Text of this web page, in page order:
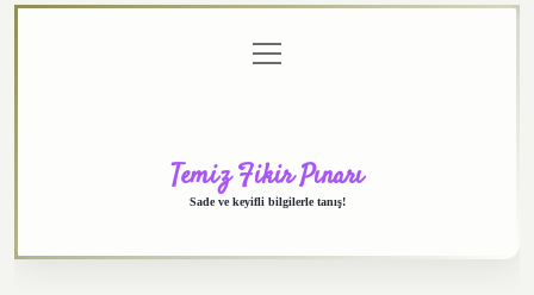
menüyü
aç
Temiz Fikir Pınarı
Sade ve keyifli bilgilerle tanış!